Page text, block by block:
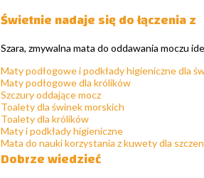
Świetnie nadaje się do łączenia z
Szara, zmywalna mata do oddawania moczu
Maty podłogowe i podkłady higieniczne dla
Maty podłogowe dla królików
Szczury oddające mocz
Toalety dla świnek morskich
Toalety dla królików
Maty i podkłady higieniczne
Mata do nauki korzystania z kuwety dla
Dobrze wiedzieć